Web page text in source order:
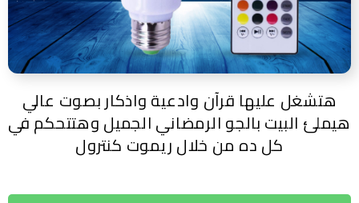
هتشغل عليها قرآن وادعية واذكار بصوت عالي
هيملئ البيت بالجو الرمضاني الجميل وهتتحكم في
كل ده من خلال ريموت كنترول